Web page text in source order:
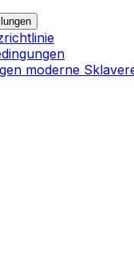
moderne